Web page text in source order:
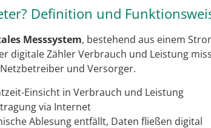
Definition und
Messsystem, bestehend aus einem
digitale Zähler Verbrauch und Leistung
und Versorger.
Einsicht in Verbrauch und Leistung
via Internet
Ablesung entfällt, Daten fließen digital